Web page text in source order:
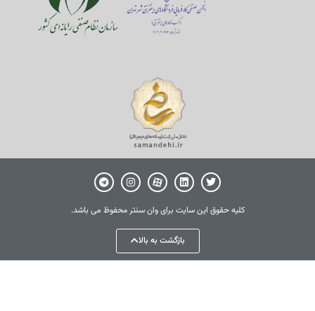
کلیه حقوق این سایت برای وان سنتر محفوظ می باشد.
بازگشت به بالا